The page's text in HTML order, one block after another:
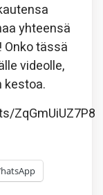
yhteensä
Onko tässä
videolle,
kestoa.
ZqGmUiUZ7P8